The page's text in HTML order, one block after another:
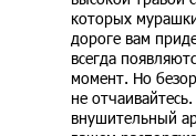
которых
дороге вам
всегда
момент. Но
не
внушительный